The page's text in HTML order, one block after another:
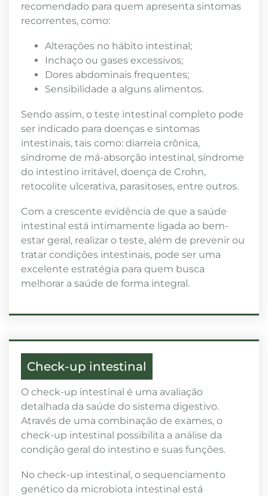
recomendado para quem apresenta sintomas
recorrentes, como:
Alterações no hábito intestinal;
Inchaço ou gases excessivos;
Dores abdominais frequentes;
Sensibilidade a alguns alimentos.
Sendo assim, o teste intestinal completo pode
ser indicado para doenças e sintomas
intestinais, tais como: diarreia crônica,
síndrome de má-absorção intestinal, síndrome
do intestino irritável, doença de Crohn,
retocolite ulcerativa, parasitoses, entre outros.
Com a crescente evidência de que a saúde
intestinal está intimamente ligada ao bem-
estar geral, realizar o teste, além de prevenir ou
tratar condições intestinais, pode ser uma
excelente estratégia para quem busca
melhorar a saúde de forma integral.
Check-up intestinal
O check-up intestinal é uma avaliação
detalhada da saúde do sistema digestivo.
Através de uma combinação de exames, o
check-up intestinal possibilita a análise da
condição geral do intestino e suas funções.
No check-up intestinal, o sequenciamento
genético da microbiota intestinal está